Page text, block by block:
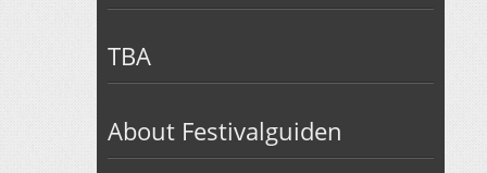
TBA
About Festivalguiden